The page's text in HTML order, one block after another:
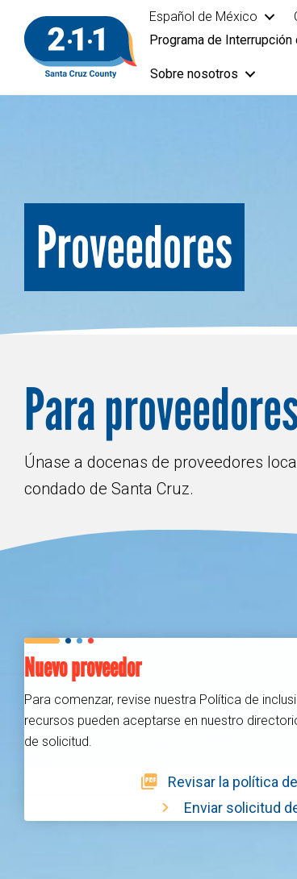
Español de México
Programa de
Sobre nosotros
Proveedores
Para
Únase a docenas de proveedores
condado de Santa Cruz.
Nuevo proveedor
Para comenzar, revise nuestra Política de
recursos pueden aceptarse en nuestro
de solicitud.
Revisar la política
Enviar solicitud